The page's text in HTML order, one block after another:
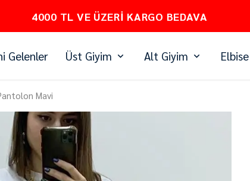
PEŞİN FİYATINA 3 TAKSİT
Gelenler Üst Giyim Alt Giyim Elbise
Mavi